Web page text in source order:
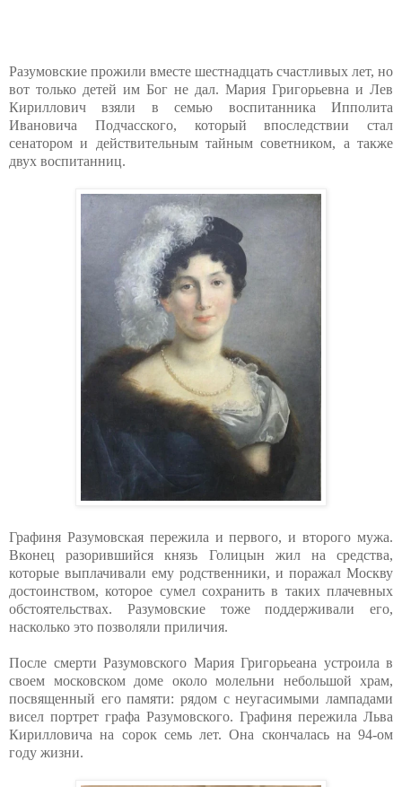
Разумовские прожили вместе шестнадцать счастливых лет, но
вот только детей им Бог не дал. Мария Григорьевна и Лев
Кириллович взяли в семью воспитанника Ипполита
Ивановича Подчасского, который впоследствии стал
сенатором и действительным тайным советником, а также
двух воспитанниц.
Графиня Разумовская пережила и первого, и второго мужа.
Вконец разорившийся князь Голицын жил на средства,
которые выплачивали ему родственники, и поражал Москву
достоинством, которое сумел сохранить в таких плачевных
обстоятельствах. Разумовские тоже поддерживали его,
насколько это позволяли приличия.
После смерти Разумовского Мария Григорьеана устроила в
своем московском доме около молельни небольшой храм,
посвященный его памяти: рядом с неугасимыми лампадами
висел портрет графа Разумовского. Графиня пережила Льва
Кирилловича на сорок семь лет. Она скончалась на 94-ом
году жизни.